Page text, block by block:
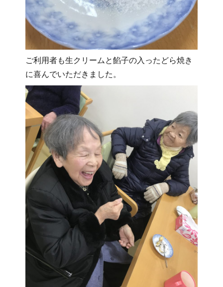
ご利用者も生クリームと餡子の入ったどら焼き
に喜んでいただきました。